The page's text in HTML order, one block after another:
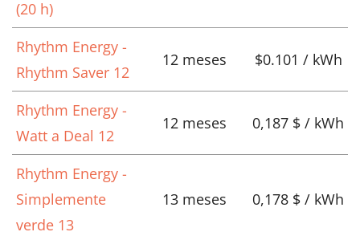
(20 h)
Rhythm Energy -
Rhythm Saver 12
12 meses $0.101 / kWh
Rhythm Energy -
Watt a Deal 12
12 meses 0,187 $ / kWh
Rhythm Energy -
Simplemente
verde 13
13 meses 0,178 $ / kWh